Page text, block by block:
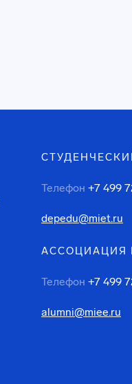
Телефон +7 499
depedu@miet.ru
АССОЦИАЦИЯ
Телефон +7 499
alumni@miee.ru